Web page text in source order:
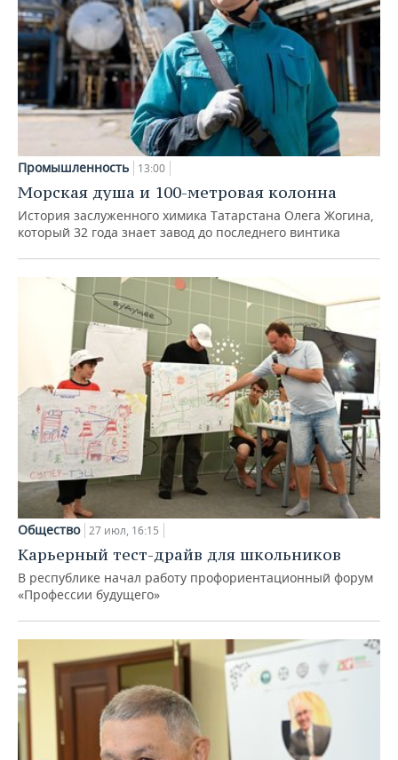
Промышленность 13:00
Морская душа и 100-метровая колонна
История заслуженного химика Татарстана Олега Жогина,
который 32 года знает завод до последнего винтика
Общество 27 июл, 16:15
Карьерный тест-драйв для школьников
В республике начал работу профориентационный форум
«Профессии будущего»